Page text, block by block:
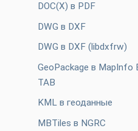
DOC(X) в PDF
DWG в DXF
DWG в DXF (libdxfrw)
GeoPackage в MapInfo
TAB
KML в геоданные
MBTiles в NGRC